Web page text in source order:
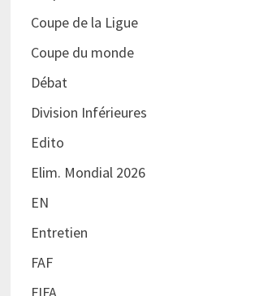
Coupe de la Ligue
Coupe du monde
Débat
Division Inférieures
Edito
Elim. Mondial 2026
EN
Entretien
FAF
FIFA